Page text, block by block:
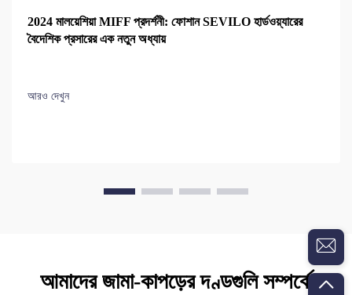
2024 মালয়েশিয়া MIFF প্রদর্শনী: ফোশান SEVILO হার্ডওয়্যারের
বৈদেশিক প্রসারের এক নতুন অধ্যায়
আরও দেখুন
আমাদের জামা-কাপড়ের দণ্ডগুলি সম্পর্কে